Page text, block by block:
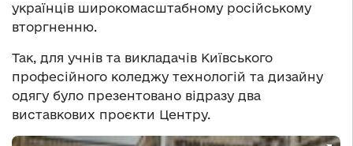
українців широкомасштабному російському
вторгненню.
Так, для учнів та викладачів Київського
професійного коледжу технологій та дизайну
одягу було презентовано відразу два
виставкових проєкти Центру.